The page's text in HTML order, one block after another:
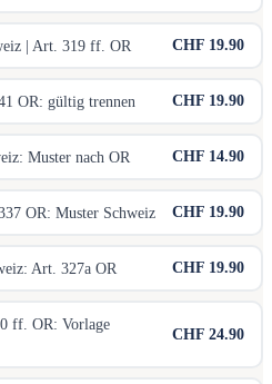
| Art. 319 ff. OR CHF 19.90
OR: gültig trennen CHF 19.90
Muster nach OR CHF 14.90
OR: Muster Schweiz CHF 19.90
Art. 327a OR CHF 19.90
ff. OR: Vorlage
CHF 24.90